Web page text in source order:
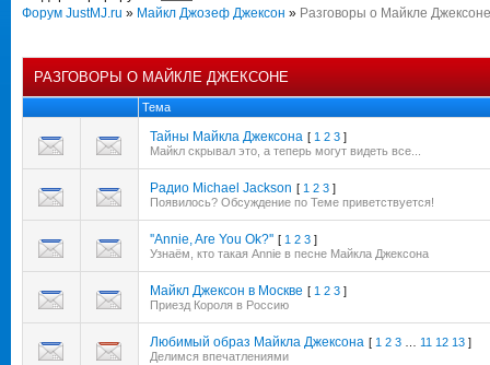
Форум JustMJ.ru » Майкл Джозеф Джексон » Разговоры о Майкле Джексоне
РАЗГОВОРЫ О МАЙКЛЕ ДЖЕКСОНЕ
Тема
Тайны Майкла Джексона [ 1 2 3 ]
Майкл скрывал это, а теперь могут видеть все...
Радио Michael Jackson [ 1 2 3 ]
Появилось? Обсуждение по Теме приветствуется!
''Annie, Are You Ok?'' [ 1 2 3 ]
Узнаём, кто такая Annie в песне Майкла Джексона
Майкл Джексон в Москве [ 1 2 3 ]
Приезд Короля в Россию
Любимый образ Майкла Джексона [ 1 2 3 11 12 13 ]
Делимся впечатлениями